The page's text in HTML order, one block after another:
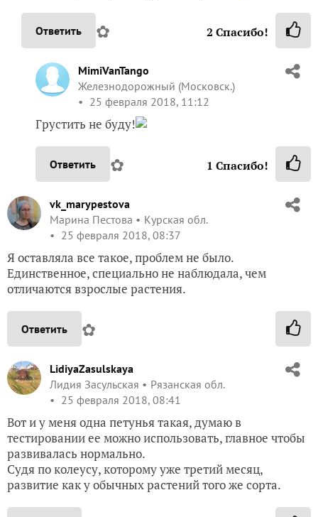
Ответить ✿ 2 Спасибо!
MimiVanTango
Железнодорожный (Московск.)
25 февраля 2018, 11:12
Грустить не буду!
Ответить ✿ 1 Спасибо!
vk_marypestova
Марина Пестова
Курская обл.
25 февраля 2018, 08:37
Я оставляла все такое, проблем не было.
Единственное, специально не наблюдала, чем
отличаются взрослые растения.
Ответить ✿
LidiyaZasulskaya
Лидия Засульская
Рязанская обл.
25 февраля 2018, 08:41
Вот и у меня одна петунья такая, думаю в
тестировании ее можно использовать, главное чтобы
развивалась нормально.
Судя по колеусу, которому уже третий месяц,
развитие как у обычных растений того же сорта.